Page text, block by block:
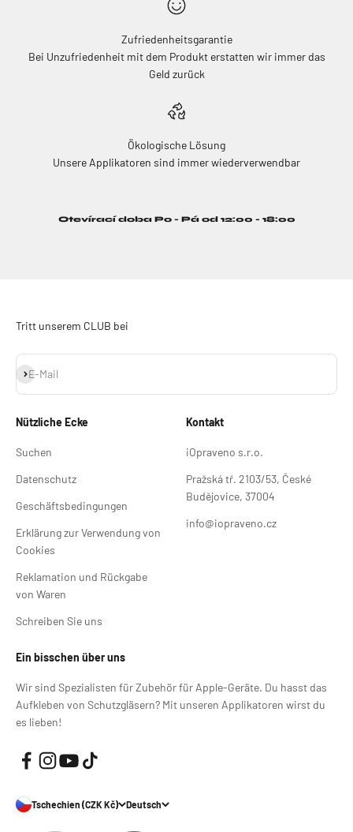
Zufriedenheitsgarantie
Bei Unzufriedenheit mit dem Produkt erstatten wir immer das
Geld zurück
Ökologische Lösung
Unsere Applikatoren sind immer wiederverwendbar
Otevírací doba Po - Pá od 12:00 - 18:00
Tritt unserem CLUB bei
E-Mail
Abonnieren
Nützliche Ecke
Suchen
Datenschutz
Geschäftsbedingungen
Erklärung zur Verwendung von
Cookies
Reklamation und Rückgabe
von Waren
Schreiben Sie uns
Kontakt
iOpraveno s.r.o.
Pražská tř. 2103/53, České
Budějovice, 37004
info@iopraveno.cz
Ein bisschen über uns
Wir sind Spezialisten für Zubehör für Apple-Geräte. Du hasst das
Aufkleben von Schutzgläsern? Mit unseren Applikatoren wirst du
es lieben!
Tschechien (CZK Kč) Deutsch